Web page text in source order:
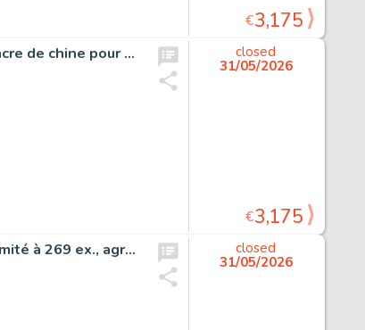
€3,175
Clifton, Une panthère pour le Colonel, planche originale à l’encre de chine pour cet album paru en 1982 au Lombard.
closed
31/05/2026
€3,175
Spirou et la gorgone bleue, tirage de luxe très grand format limité à 269 ex., agrémenté d’une dédicace.
closed
31/05/2026